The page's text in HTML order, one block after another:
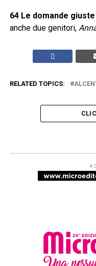
64 Le domande giuste
anche due genitori,
RELATED TOPICS:
ARTICOLI &
d’Italia. Dal
iscrizioni per
campagna di
novembre